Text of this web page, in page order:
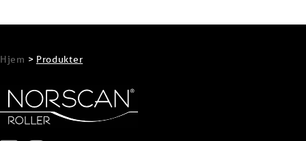
Hjem > Produkter